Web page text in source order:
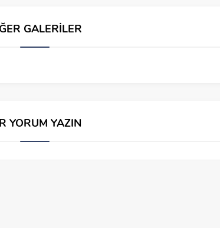
GALERİLER
YORUM YAZIN